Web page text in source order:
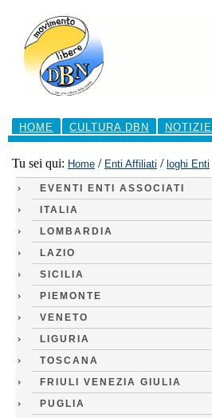
contenuti.
navigazione
Sezioni
HOME
CULTURA DBN NOTIZIE
Tu sei qui: Home / Enti Affiliati / loghi Enti
EVENTI ENTI ASSOCIATI
ITALIA
LOMBARDIA
LAZIO
SICILIA
PIEMONTE
VENETO
LIGURIA
TOSCANA
FRIULI VENEZIA GIULIA
PUGLIA